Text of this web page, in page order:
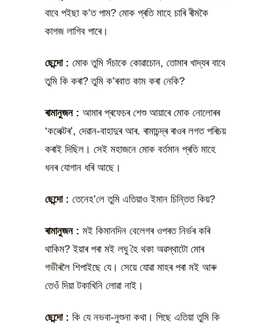
বাবে পইছা ক’ত পাম? মোক প্ৰতি মাহে চাৰি ৰীমকৈ
কাগজ লাগিব পাৰে।
ছেন্দো : মোক তুমি সঁচাকে কোৱাচোন, তোমাৰ খাদ্যৰ বাবে
তুমি কি কৰা? তুমি ক’ৰবাত কাম কৰা নেকি?
ৰামানুজন : আমাৰ প্ৰফেচৰ শেশু আয়াৰে মোক নোলোৰৰ
‘কলেক্টৰ’, দেৱান-বাহাদুৰ আৰ. ৰামাচন্দ্ৰ ৰাওৰ লগত পৰিচয়
কৰাই দিছিল। সেই মহাজনে মোক বৰ্তমান প্ৰতি মাহে
ধনৰ যোগান ধৰি আছে।
ছেন্দো : তেনেহ’লে তুমি এতিয়াও ইমান চিন্তিত কিয়?
ৰামানুজন : মই কিমানদিন বেলেগৰ ওপৰত নিৰ্ভৰ কৰি
থাকিম? ইয়াৰ পৰা মই লঘু হৈ থকা অৱস্থাটো মোৰ
গভীৰলৈ শিপাইছে যে। সেয়ে যোৱা মাহৰ পৰা মই আৰু
তেওঁ দিয়া টকাখিনি লোৱা নাই।
ছেন্দো : কি যে নভবা-নুশুনা কথা। পিছে এতিয়া তুমি কি